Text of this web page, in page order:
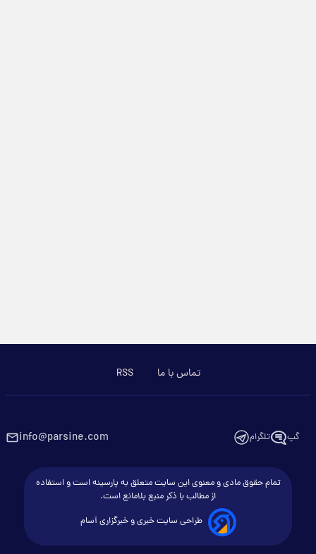
تماس با ما RSS
گپ تلگرام info@parsine.com
تمام حقوق مادی و معنوی این سایت متعلق به پارسینه است و استفاده
از مطالب با ذکر منبع بلامانع است.
طراحی سایت خبری و خبرگزاری آسام